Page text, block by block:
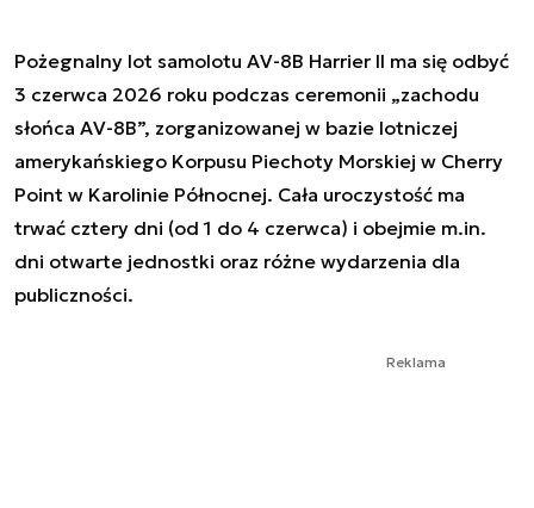
Pożegnalny lot samolotu AV-8B Harrier II ma się odbyć
3 czerwca 2026 roku podczas ceremonii „zachodu
słońca AV-8B”, zorganizowanej w bazie lotniczej
amerykańskiego Korpusu Piechoty Morskiej w Cherry
Point w Karolinie Północnej. Cała uroczystość ma
trwać cztery dni (od 1 do 4 czerwca) i obejmie m.in.
dni otwarte jednostki oraz różne wydarzenia dla
publiczności.
Reklama